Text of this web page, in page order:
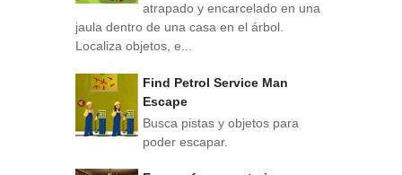
atrapado y encarcelado en una
jaula dentro de una casa en el árbol.
Localiza objetos, e...
Find Petrol Service Man
Escape
Busca pistas y objetos para
poder escapar.